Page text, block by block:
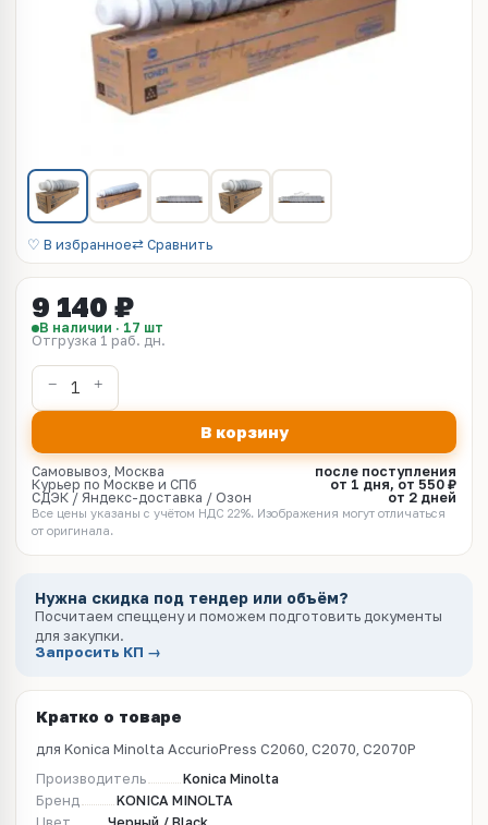
♡ В избранное⇄ Сравнить
9 140 ₽
В наличии · 17 шт
Отгрузка 1 раб. дн.
В корзину
Самовывоз, Москва
после поступления
Курьер по Москве и СПб
от 1 дня, от 550 ₽
СДЭК / Яндекс-доставка / Озон
от 2 дней
Все цены указаны с учётом НДС 22%. Изображения могут отличаться
от оригинала.
Нужна скидка под тендер или объём?
Посчитаем спеццену и поможем подготовить документы
для закупки.
Запросить КП →
Кратко о товаре
для Konica Minolta AccurioPress C2060, C2070, C2070P
Производитель
Konica Minolta
Бренд
KONICA MINOLTA